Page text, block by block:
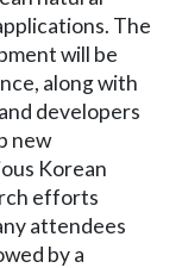
The
will be
along with
developers
new
Korean
efforts
attendees
by a